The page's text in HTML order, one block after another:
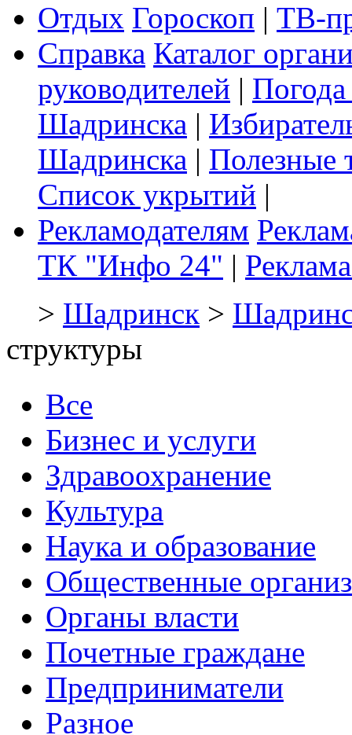
Отдых Гороскоп | ТВ-
Справка Каталог
руководителей |
Шадринска |
Шадринска | Полезные
Список укрытий |
Рекламодателям
ТК "Инфо 24" |
> Шадринск >
структуры
Все
Бизнес и услуги
Здравоохранение
Культура
Наука и образование
Общественные
Органы власти
Почетные граждане
Предприниматели
Разное